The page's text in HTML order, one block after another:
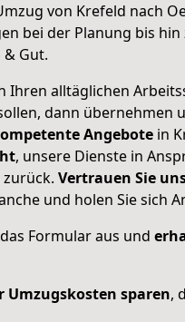
von Krefeld nach
bei der Planung bis
Gut.
Ihren alltäglichen
dann übernehmen
Angebote in
, unsere Dienste in
zurück. Vertrauen Sie
und holen Sie sich
Formular aus und
Umzugskosten sparen,